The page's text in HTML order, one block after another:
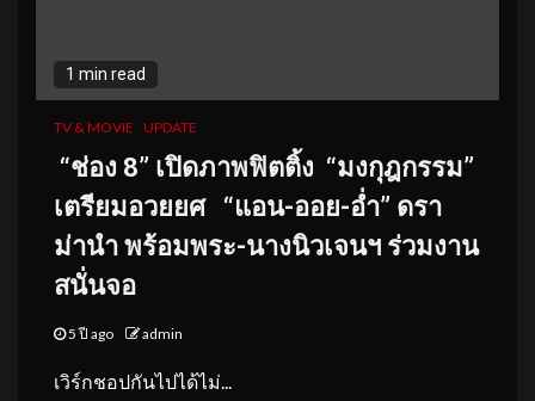
1 min read
TV & MOVIE UPDATE
“ช่อง 8” เปิดภาพฟิตติ้ง “มงกุฎกรรม”
เตรียมอวยยศ “แอน-ออย-อ่ำ” ดรา
ม่านำ พร้อมพระ-นางนิวเจนฯ ร่วมงาน
สนั่นจอ
5 ปี ago admin
เวิร์กชอปกันไปได้ไม่...